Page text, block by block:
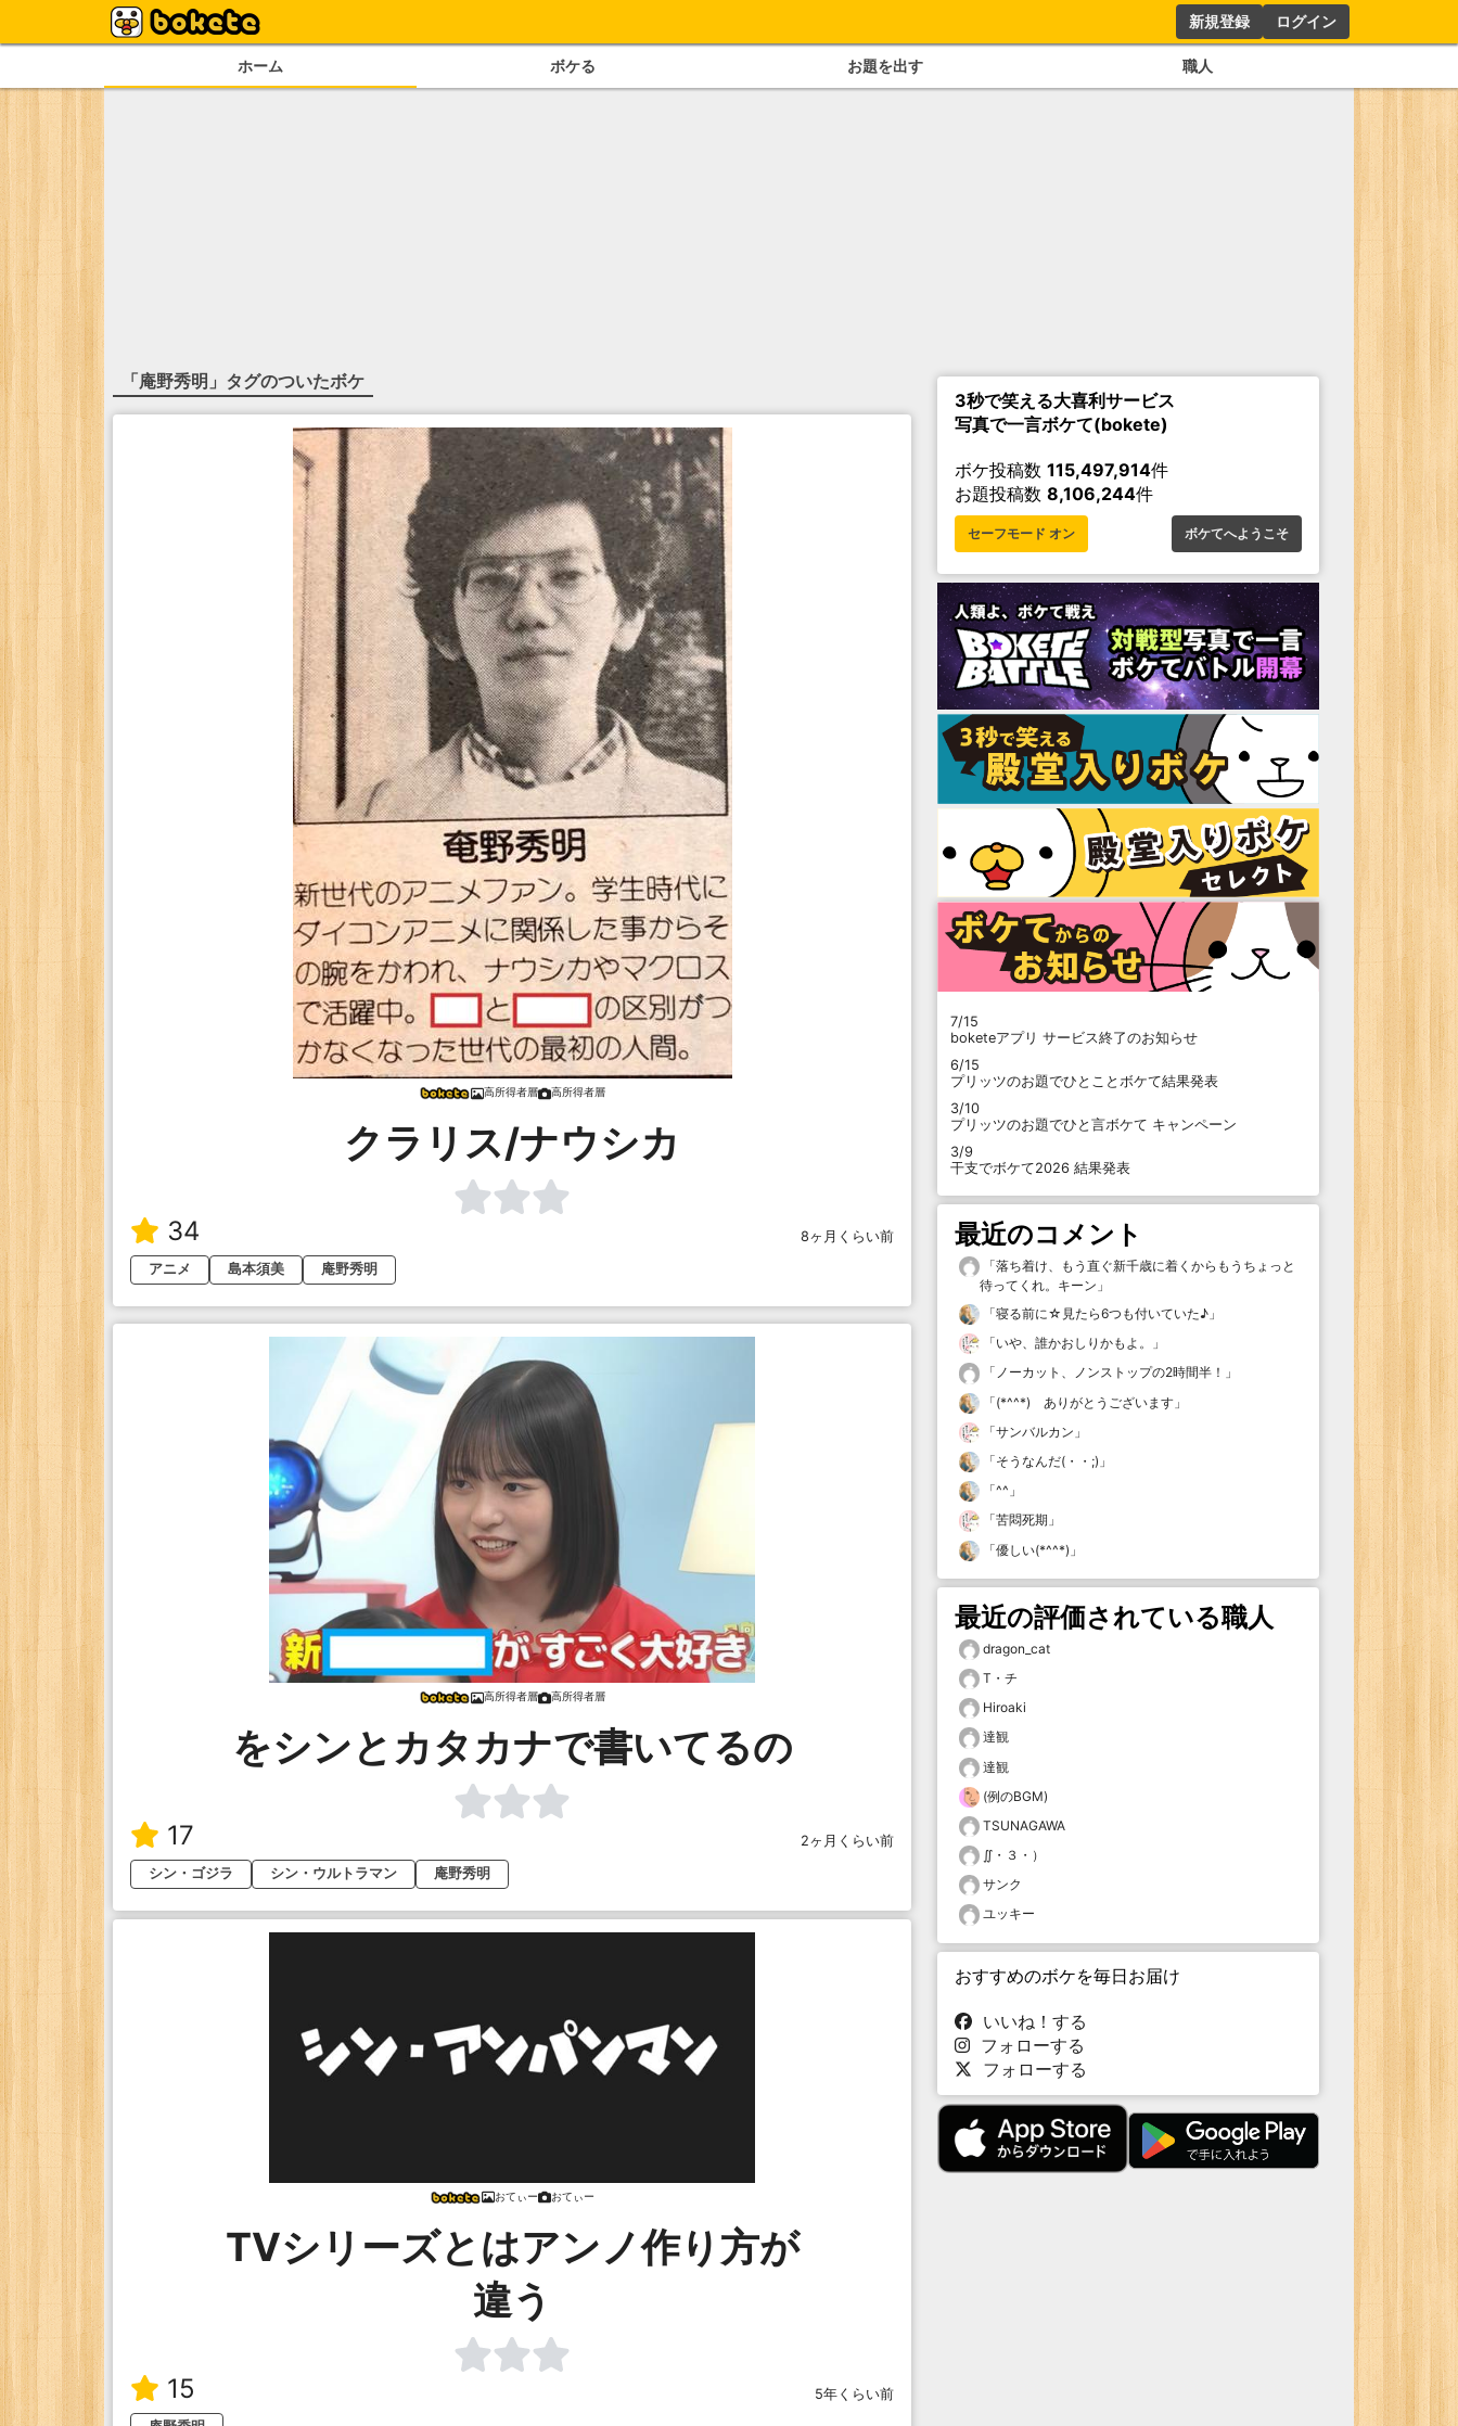
新規登録 ログイン
ホーム ボケる お題を出す 職人
「庵野秀明 」タグのついたボケ
高所得者層 高所得者層
クラリス/ナウシカ
34
8ヶ月くらい前
アニメ
島本須美 庵野秀明
高所得者層 高所得者層
をシンとカタカナで書いてるの
17
2ヶ月くらい前
シン・ゴジラ
シン・ウルトラマン 庵野秀明
おてぃー おてぃー
TVシリーズとはアンノ作り方が
違う
15
5年くらい前
3秒で笑える大喜利サービス
写真で一言ボケて(bokete)
ボケ投稿数 115,497,914件
お題投稿数 8,106,244件
セーフモード オン ボケてへようこそ
7/15
boketeアプリ サービス終了のお知らせ
6/15
プリッツのお題でひとことボケて結果発表
3/10
プリッツのお題でひと言ボケて キャンペーン
3/9
干支でボケて2026 結果発表
最近のコメント
「落ち着け、もう直ぐ新千歳に着くからもうちょっと
待ってくれ。キーン 」
「寝る前に☆見たら6つも付いていた♪ 」
「いや、誰かおしりかもよ。
」
「 ノーカット、ノンストップの2時間半！ 」
「(*^^*) ありがとうございます 」
「サンバルカン 」
「そうなんだ(・・;) 」
「^^ 」
「苦悶死期 」
「優しい(*^^*) 」
最近の評価されている職人
dragon_cat
T・チ
Hiroaki
達観
達観
(例のBGM)
TSUNAGAWA
∬・３・）
サンク
ユッキー
おすすめのボケを毎日お届け
いいね！する
フォローする
フォローする